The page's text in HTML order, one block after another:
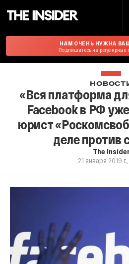
НАМ ОЧЕНЬ НУЖНА
Подпишитесь на регулярные
«Вся платформа
Facebook в РФ
юрист
деле против
The
21 января 2019